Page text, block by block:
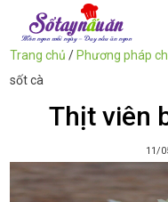
Trang chủ / Phương pháp
sốt cà
Thịt viên
11/